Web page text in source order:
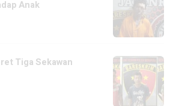
Anak
Tiga Sekawan